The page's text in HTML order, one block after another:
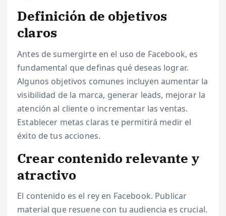
Definición de objetivos
claros
Antes de sumergirte en el uso de Facebook, es
fundamental que definas qué deseas lograr.
Algunos objetivos comunes incluyen aumentar la
visibilidad de la marca, generar leads, mejorar la
atención al cliente o incrementar las ventas.
Establecer metas claras te permitirá medir el
éxito de tus acciones.
Crear contenido relevante y
atractivo
El contenido es el rey en Facebook. Publicar
material que resuene con tu audiencia es crucial.